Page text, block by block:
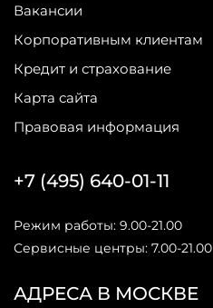
Вакансии
Корпоративным клиентам
Кредит и страхование
Карта сайта
Правовая информация
АДРЕСА В МОСКВЕ
+7 (495) 640-01-11
Режим работы: 9.00-21.00
Сервисные центры: 7.00-21.00